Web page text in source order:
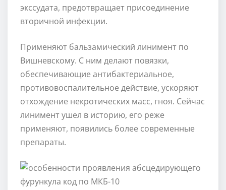
экссудата, предотвращает присоединение
вторичной инфекции.
Применяют бальзамический линимент по
Вишневскому. С ним делают повязки,
обеспечивающие антибактериальное,
противовоспалительное действие, ускоряют
отхождение некротических масс, гноя. Сейчас
линимент ушел в историю, его реже
применяют, появились более современные
препараты.